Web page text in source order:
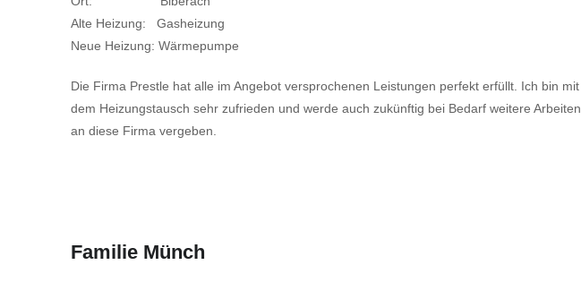
Alte Heizung: Gasheizung
Neue Heizung: Wärmepumpe
Die Firma Prestle hat alle im Angebot versprochenen Leistungen perfekt erfüllt. Ich bin mit
dem Heizungstausch sehr zufrieden und werde auch zukünftig bei Bedarf weitere Arbeiten
an diese Firma vergeben.
Familie Münch